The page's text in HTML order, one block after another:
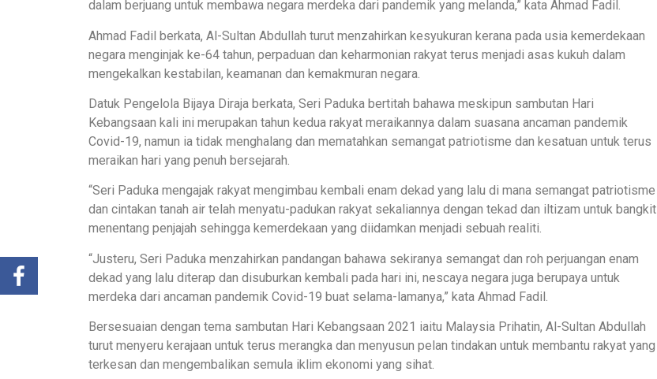
dalam berjuang untuk membawa negara merdeka dari pandemik yang melanda,” kata Ahmad Fadil.
Ahmad Fadil berkata, Al-Sultan Abdullah turut menzahirkan kesyukuran kerana pada usia kemerdekaan
negara menginjak ke-64 tahun, perpaduan dan keharmonian rakyat terus menjadi asas kukuh dalam
mengekalkan kestabilan, keamanan dan kemakmuran negara.
Datuk Pengelola Bijaya Diraja berkata, Seri Paduka bertitah bahawa meskipun sambutan Hari
Kebangsaan kali ini merupakan tahun kedua rakyat meraikannya dalam suasana ancaman pandemik
Covid-19, namun ia tidak menghalang dan mematahkan semangat patriotisme dan kesatuan untuk terus
meraikan hari yang penuh bersejarah.
“Seri Paduka mengajak rakyat mengimbau kembali enam dekad yang lalu di mana semangat patriotisme
dan cintakan tanah air telah menyatu-padukan rakyat sekaliannya dengan tekad dan iltizam untuk bangkit
menentang penjajah sehingga kemerdekaan yang diidamkan menjadi sebuah realiti.
“Justeru, Seri Paduka menzahirkan pandangan bahawa sekiranya semangat dan roh perjuangan enam
dekad yang lalu diterap dan disuburkan kembali pada hari ini, nescaya negara juga berupaya untuk
merdeka dari ancaman pandemik Covid-19 buat selama-lamanya,” kata Ahmad Fadil.
Bersesuaian dengan tema sambutan Hari Kebangsaan 2021 iaitu Malaysia Prihatin, Al-Sultan Abdullah
turut menyeru kerajaan untuk terus merangka dan menyusun pelan tindakan untuk membantu rakyat yang
terkesan dan mengembalikan semula iklim ekonomi yang sihat.